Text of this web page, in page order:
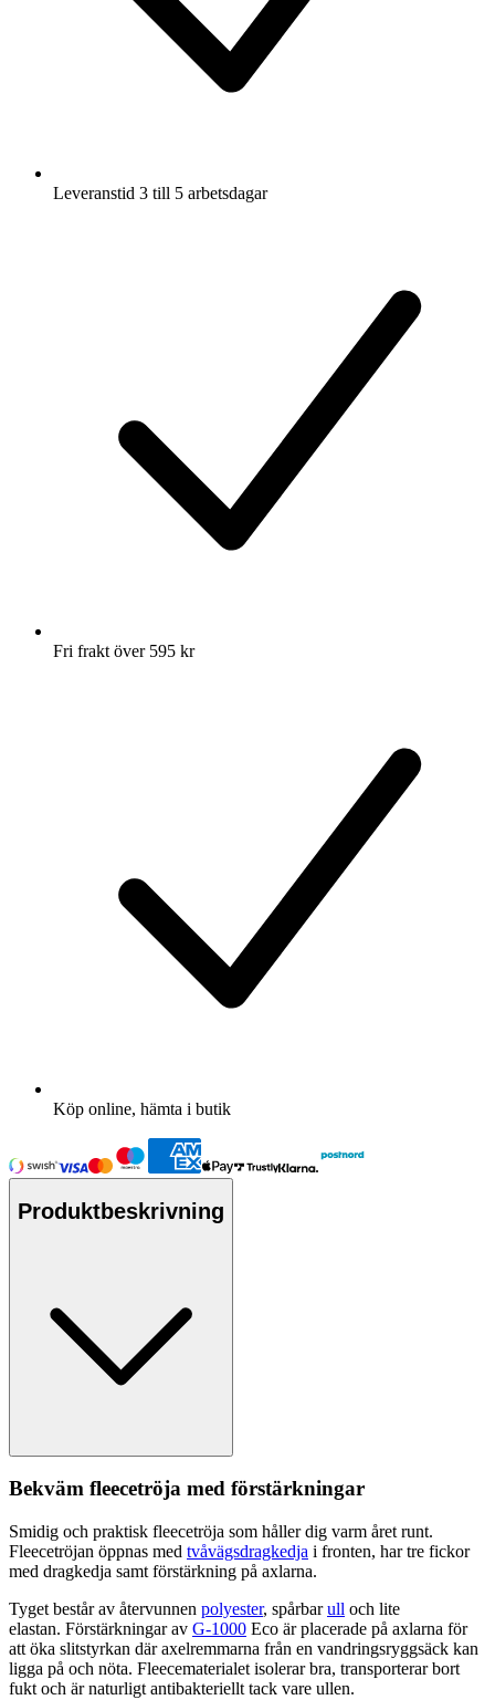
Leveranstid 3 till 5 arbetsdagar
Fri frakt över 595 kr
Köp online, hämta i butik
Produktbeskrivning
Bekväm fleecetröja med förstärkningar
Smidig och praktisk fleecetröja som håller dig varm året runt.
Fleecetröjan öppnas med tvåvägsdragkedja i fronten, har tre fickor
med dragkedja samt förstärkning på axlarna.
Tyget består av återvunnen polyester, spårbarull och lite
elastan. Förstärkningar av G-1000 Eco är placerade på axlarna för
att öka slitstyrkan där axelremmarna från en vandringsryggsäck kan
ligga på och nöta. Fleecematerialet isolerar bra, transporterar bort
fukt och är naturligt antibakteriellt tack vare ullen.